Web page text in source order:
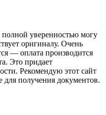
уверенностью могу
оригиналу. Очень
— оплата производится
Это придает
Рекомендую этот сайт
получения документов.